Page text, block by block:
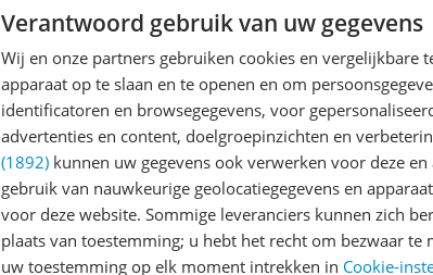
Schrijf je in voor onze nieuwsbrief
Verantwoord gebruik van uw gegevens
Wij en onze partners gebruiken cookies en
apparaat op te slaan en te openen en om
identificatoren en browsegegevens, voor
advertenties en content, doelgroepinzichten en
(1892) kunnen uw gegevens ook verwerken voor deze
gebruik van nauwkeurige geolocatiegegevens en
voor deze website. Sommige leveranciers kunnen zich
plaats van toestemming; u hebt het recht om bezwaar te
uw toestemming op elk moment intrekken in Cookie-